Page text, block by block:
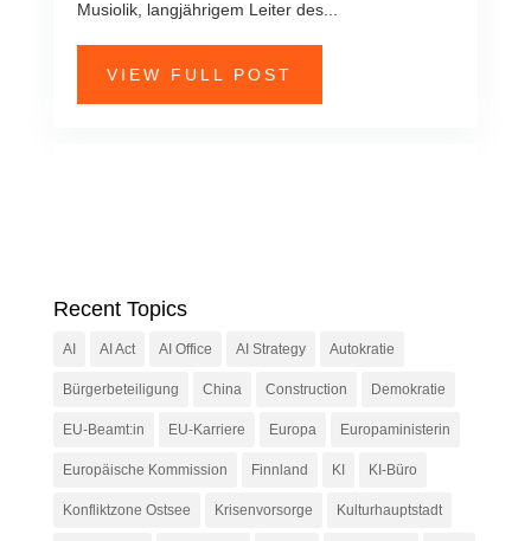
Musiolik, langjährigem Leiter des...
VIEW FULL POST
Recent Topics
AI AI Act AI Office AI Strategy Autokratie
Bürgerbeteiligung China Construction Demokratie
EU-Beamt:in EU-Karriere Europa Europaministerin
Europäische Kommission Finnland KI KI-Büro
Konfliktzone Ostsee Krisenvorsorge Kulturhauptstadt